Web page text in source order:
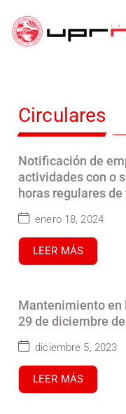
Circulares
Notificación de
actividades con o
horas regulares
enero 18, 2024
LEER MÁS
Mantenimiento en
29 de diciembre
diciembre 5, 2023
LEER MÁS